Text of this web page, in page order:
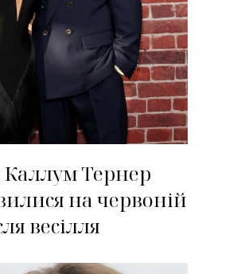
Каллум Тернер
на червоній
весілля